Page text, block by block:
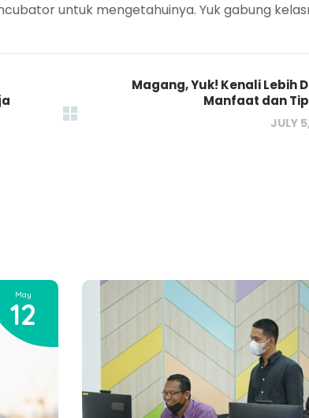
untuk mengetahuinya. Yuk gabung
Magang, Yuk! Kenali Lebih
Manfaat dan
JULY
May
12